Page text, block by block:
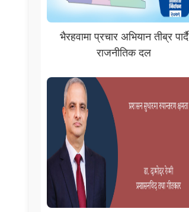
भैरहवामा प्रचार अभियान तीब्र पार्दै
राजनीतिक दल